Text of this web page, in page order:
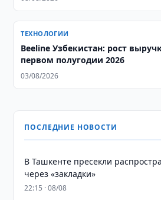
ТЕХНОЛОГИИ
Beeline Узбекистан: рост
первом полугодии 2026
03/08/2026
ПОСЛЕДНИЕ НОВОСТИ
В Ташкенте пресекли
через «закладки»
22:15 · 08/08